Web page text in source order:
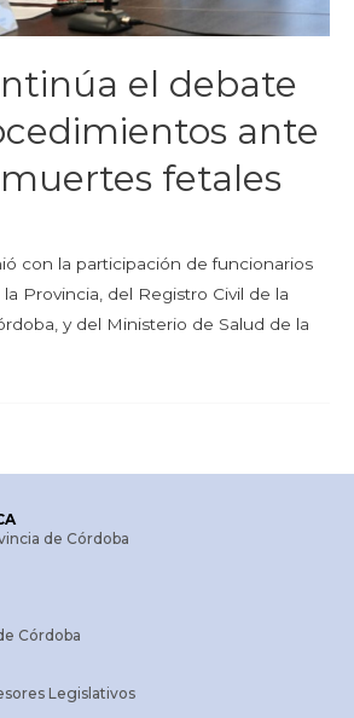
el debate
ante
fetales
con la participación de funcionarios
Provincia, del Registro Civil de la
y del Ministerio de Salud de la
de Córdoba
Córdoba
Legislativos